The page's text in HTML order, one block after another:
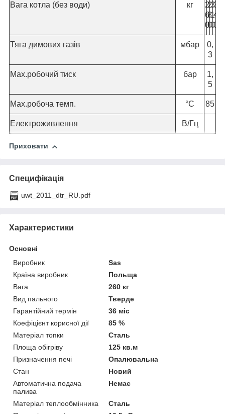
Вага котла (без води) кг
2
6
0
2
8
0
3
1
0
3
4
0
Тяга димових газів мбар
0,
3
Мах.робочий тиск бар
1,
5
Мах.робоча темп. °C 85
Електроживлення В/Гц
Приховати
Специфікація
uwt_2011_dtr_RU.pdf
Характеристики
Основні
Виробник
Sas
Країна виробник
Польща
Вага
260 кг
Вид пального
Тверде
Гарантійний термін
36 міс
Коефіцієнт корисної дії
85 %
Матеріал топки
Сталь
Площа обігріву
125 кв.м
Призначення печі
Опалювальна
Стан
Новий
Автоматична подача
палива
Немає
Матеріал теплообмінника
Сталь